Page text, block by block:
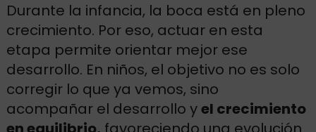
Durante la infancia, la boca está en pleno
crecimiento. Por eso, actuar en esta
etapa permite orientar mejor ese
desarrollo. En niños, el objetivo no es solo
corregir lo que ya vemos, sino
acompañar el desarrollo yel crecimiento